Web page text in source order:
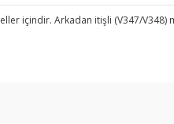
içindir. Arkadan itişli (V347/V348)